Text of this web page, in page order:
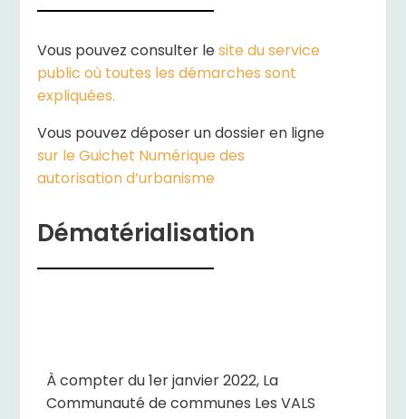
Vous pouvez consulter lesite du service
public où toutes les démarches sont
expliquées.
Vous pouvez déposer un dossier en ligne
sur le Guichet Numérique des
autorisation d’urbanisme
Dématérialisation
Àcompter du 1er janvier 2022, La
Communauté de communes Les VALS